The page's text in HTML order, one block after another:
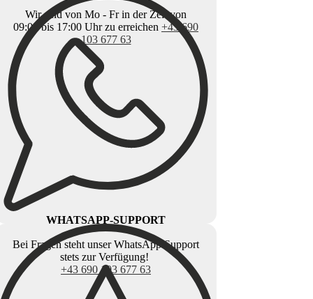
Wir sind von Mo - Fr in der Zeit von
09:00 bis 17:00 Uhr zu erreichen +43 690
103 677 63
WHATSAPP-SUPPORT
Bei Fragen steht unser WhatsApp Support
stets zur Verfügung!
+43 690 103 677 63